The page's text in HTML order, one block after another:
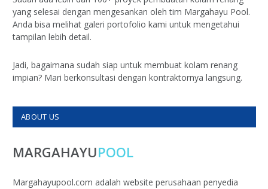
yang selesai dengan mengesankan oleh tim Margahayu Pool.
Anda bisa melihat galeri portofolio kami untuk mengetahui
tampilan lebih detail.
Jadi, bagaimana sudah siap untuk membuat kolam renang
impian? Mari berkonsultasi dengan kontraktornya langsung.
ABOUT US
MARGAHAYUPOOL
Margahayupool.com adalah website perusahaan penyedia